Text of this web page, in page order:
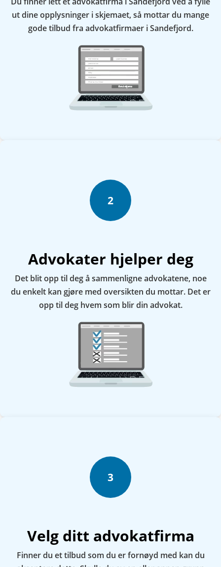
ut dine opplysninger i skjemaet, så mottar du mange
gode tilbud fra advokatfirmaer i Sandefjord.
2
Advokater hjelper deg
Det blit opp til deg å sammenligne advokatene, noe
du enkelt kan gjøre med oversikten du mottar. Det er
opp til deg hvem som blir din advokat.
3
Velg ditt advokatfirma
Finner du et tilbud som du er fornøyd med kan du